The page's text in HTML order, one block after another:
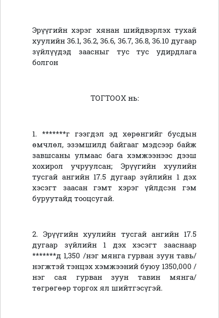
Эрүүгийн хэрэг хянан шийдвэрлэх тухай
хуулийн 36.1, 36.2, 36.6, 36.7, 36.8, 36.10 дугаар
зүйлүүдэд заасныг тус тус удирдлага
болгон
ТОГТООХ нь:
1. *******г гээгдэл эд хөрөнгийг бусдын
өмчлөл, эзэмшилд байгааг мэдсээр байж
завшсаны улмаас бага хэмжээнээс дээш
хохирол учруулсан; Эрүүгийн хуулийн
тусгай ангийн 17.5 дугаар зүйлийн 1 дэх
хэсэгт заасан гэмт хэрэг үйлдсэн гэм
буруутайд тооцсугай.
2. Эрүүгийн хуулийн тусгай ангийн 17.5
дугаар зүйлийн 1 дэх хэсэгт зааснаар
*******д 1,350 /нэг мянга гурван зуун тавь/
нэгжтэй тэнцэх хэмжээний буюу 1350,000 /
нэг сая гурван зуун тавин мянга/
төгрөгөөр торгох ял шийтгэсүгэй.